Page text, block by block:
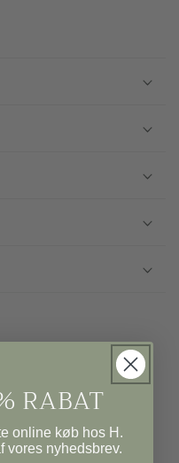
RABAT
online køb hos H.
vores nyhedsbrev.